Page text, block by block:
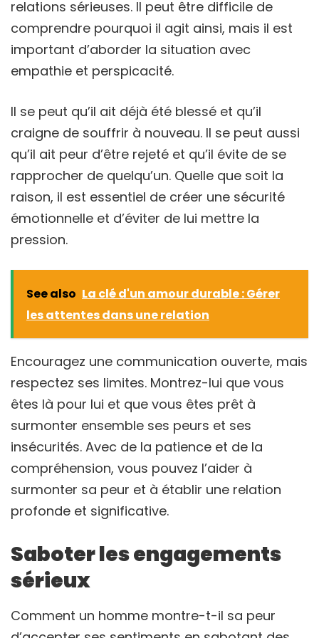
relations sérieuses. Il peut être difficile de
comprendre pourquoi il agit ainsi, mais il est
important d’aborder la situation avec
empathie et perspicacité.
Il se peut qu’il ait déjà été blessé et qu’il
craigne de souffrir à nouveau. Il se peut aussi
qu’il ait peur d’être rejeté et qu’il évite de se
rapprocher de quelqu’un. Quelle que soit la
raison, il est essentiel de créer une sécurité
émotionnelle et d’éviter de lui mettre la
pression.
See also La clé d'un amour durable : Gérer
les attentes dans une relation
Encouragez une communication ouverte, mais
respectez ses limites. Montrez-lui que vous
êtes là pour lui et que vous êtes prêt à
surmonter ensemble ses peurs et ses
insécurités. Avec de la patience et de la
compréhension, vous pouvez l’aider à
surmonter sa peur et à établir une relation
profonde et significative.
Saboter les engagements
sérieux
Comment un homme montre-t-il sa peur